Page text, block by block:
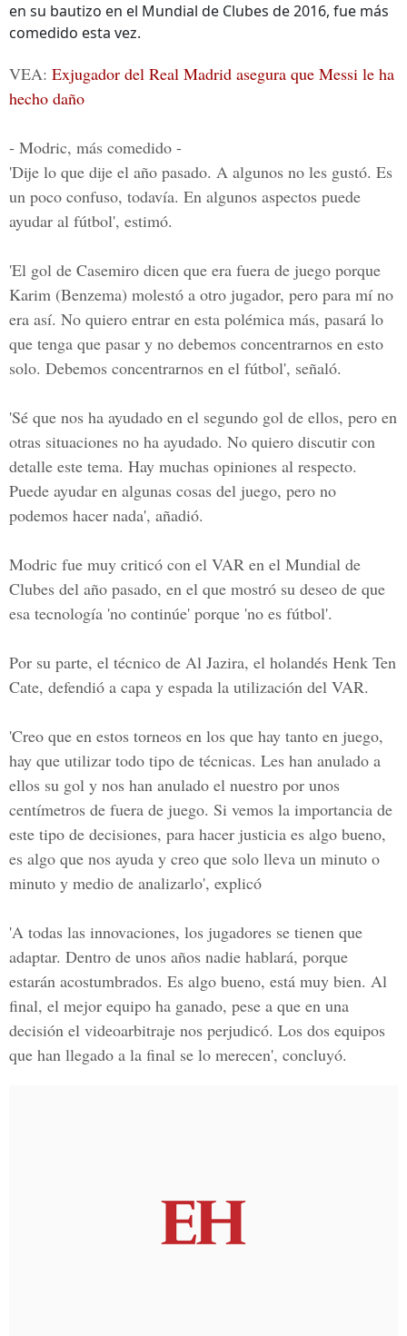
en su bautizo en el Mundial de Clubes de 2016, fue más
comedido esta vez.
VEA: Exjugador del Real Madrid asegura que Messi le ha
hecho daño
- Modric, más comedido -
'Dije lo que dije el año pasado. A algunos no les gustó. Es
un poco confuso, todavía. En algunos aspectos puede
ayudar al fútbol', estimó.
'El gol de Casemiro dicen que era fuera de juego porque
Karim (Benzema) molestó a otro jugador, pero para mí no
era así. No quiero entrar en esta polémica más, pasará lo
que tenga que pasar y no debemos concentrarnos en esto
solo. Debemos concentrarnos en el fútbol', señaló.
'Sé que nos ha ayudado en el segundo gol de ellos, pero en
otras situaciones no ha ayudado. No quiero discutir con
detalle este tema. Hay muchas opiniones al respecto.
Puede ayudar en algunas cosas del juego, pero no
podemos hacer nada', añadió.
Modric fue muy criticó con el VAR en el Mundial de
Clubes del año pasado, en el que mostró su deseo de que
esa tecnología 'no continúe' porque 'no es fútbol'.
Por su parte, el técnico de Al Jazira, el holandés Henk Ten
Cate, defendió a capa y espada la utilización del VAR.
'Creo que en estos torneos en los que hay tanto en juego,
hay que utilizar todo tipo de técnicas. Les han anulado a
ellos su gol y nos han anulado el nuestro por unos
centímetros de fuera de juego. Si vemos la importancia de
este tipo de decisiones, para hacer justicia es algo bueno,
es algo que nos ayuda y creo que solo lleva un minuto o
minuto y medio de analizarlo', explicó
'A todas las innovaciones, los jugadores se tienen que
adaptar. Dentro de unos años nadie hablará, porque
estarán acostumbrados. Es algo bueno, está muy bien. Al
final, el mejor equipo ha ganado, pese a que en una
decisión el videoarbitraje nos perjudicó. Los dos equipos
que han llegado a la final se lo merecen', concluyó.